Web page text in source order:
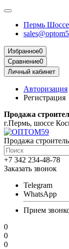
Пермь Шоссе
Избранное0
Сравнение0
Личный кабинет
Авторизация
Регистрация
Продажа
г.Пермь, шоссе
Продажа
+7 342 234-48-78
Заказать звонок
Telegram
WhatsApp
Прием
0
0
0